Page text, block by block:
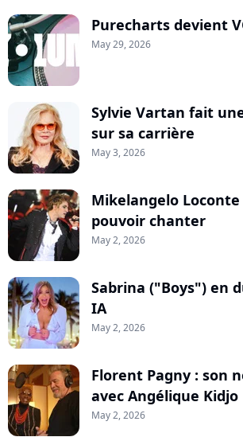
Purecharts devient
May 29, 2026
Sylvie Vartan fait
sur sa carrière
May 3, 2026
Mikelangelo
pouvoir chanter
May 2, 2026
Sabrina ("Boys") en
IA
May 2, 2026
Florent Pagny : son
avec Angélique Kidjo
May 2, 2026